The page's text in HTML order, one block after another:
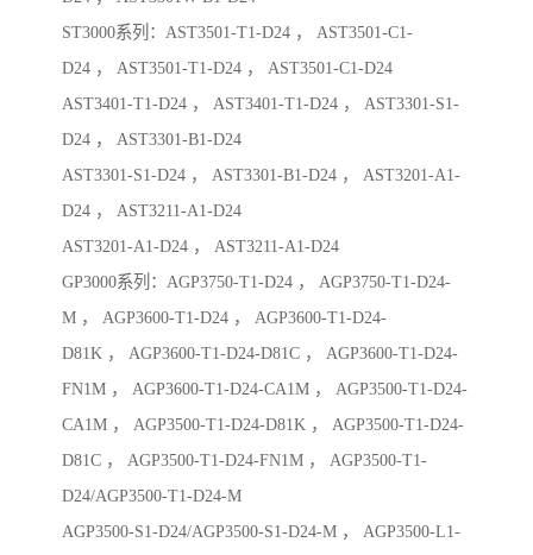
ST3000系列：AST3501-T1-D24 ， AST3501-C1-
D24 ， AST3501-T1-D24 ， AST3501-C1-D24
AST3401-T1-D24 ， AST3401-T1-D24 ， AST3301-S1-
D24 ， AST3301-B1-D24
AST3301-S1-D24 ， AST3301-B1-D24 ， AST3201-A1-
D24 ， AST3211-A1-D24
AST3201-A1-D24 ， AST3211-A1-D24
GP3000系列：AGP3750-T1-D24 ， AGP3750-T1-D24-
M ， AGP3600-T1-D24 ， AGP3600-T1-D24-
D81K ， AGP3600-T1-D24-D81C ， AGP3600-T1-D24-
FN1M ， AGP3600-T1-D24-CA1M ， AGP3500-T1-D24-
CA1M ， AGP3500-T1-D24-D81K ， AGP3500-T1-D24-
D81C ， AGP3500-T1-D24-FN1M ， AGP3500-T1-
D24/AGP3500-T1-D24-M
AGP3500-S1-D24/AGP3500-S1-D24-M ， AGP3500-L1-